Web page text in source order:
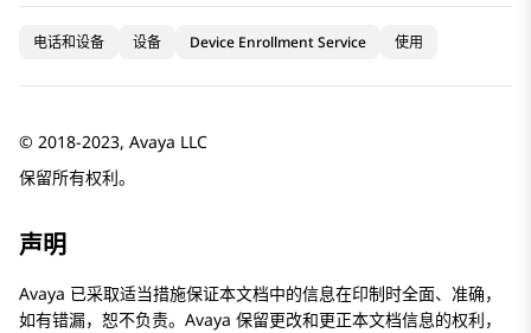
电话和设备 设备 Device Enrollment Service 使用
© 2018-2023, Avaya LLC
保留所有权利。
声明
Avaya 已采取适当措施保证本文档中的信息在印制时全面、准确，
如有错漏，恕不负责。Avaya 保留更改和更正本文档信息的权利，